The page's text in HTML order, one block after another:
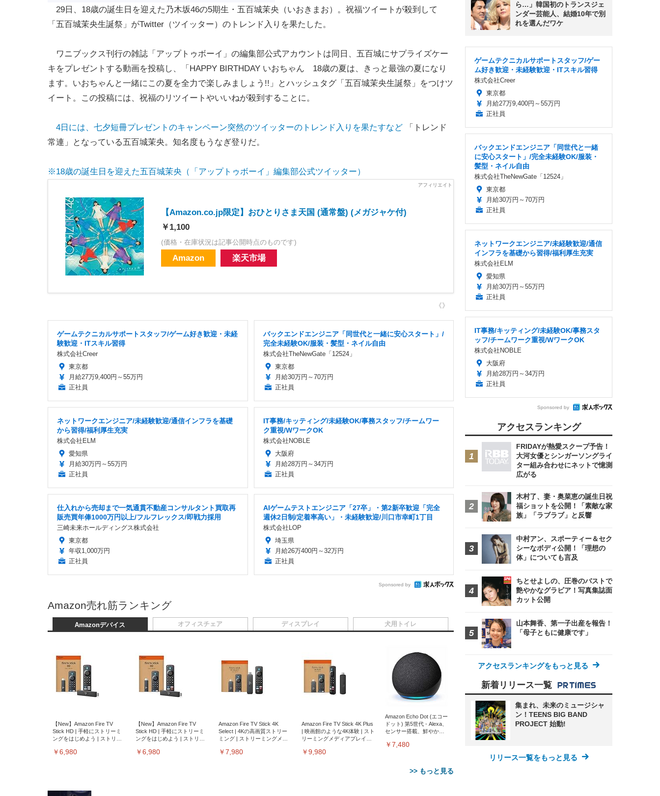
29日、18歳の誕生日を迎えた乃木坂46の5期生・五百城茉央（いおきまお）。祝福ツイートが殺到して
「五百城茉央生誕祭」がTwitter（ツイッター）のトレンド入りを果たした。
ワニブックス刊行の雑誌「アップトゥボーイ」の編集部公式アカウントは同日、五百城にサプライズケー
キをプレゼントする動画を投稿し、「HAPPY BIRTHDAY いおちゃん 18歳の夏は、きっと最強の夏になり
ます。いおちゃんと一緒にこの夏を全力で楽しみましょう!!」とハッシュタグ「五百城茉央生誕祭」をつけツ
イート。この投稿には、祝福のリツイートやいいねが殺到することに。
4日には、七夕短冊プレゼントのキャンペーン突然のツイッターのトレンド入りを果たすなど 「トレンド
常連」となっている五百城茉央。知名度もうなぎ登りだ。
※18歳の誕生日を迎えた五百城茉央（「アップトゥボーイ」編集部公式ツイッター）
【Amazon.co.jp限定】おひとりさま天国 (通常盤) (メガジャケ付)
￥1,100
(価格・在庫状況は記事公開時点のものです)
Amazon 楽天市場
《》
ゲームテクニカルサポートスタッフ/ゲーム好き歓迎・未経
験歓迎・ITスキル習得
株式会社Creer
東京都
月給27万9,400円～55万円
正社員
バックエンドエンジニア「同世代と一緒に安心スタート」/
完全未経験OK/服装・髪型・ネイル自由
株式会社TheNewGate「12524」
東京都
月給30万円～70万円
正社員
ネットワークエンジニア/未経験歓迎/通信インフラを基礎
から習得/福利厚生充実
株式会社ELM
愛知県
月給30万円～55万円
正社員
IT事務/キッティング/未経験OK/事務スタッフ/チームワー
ク重視/WワークOK
株式会社NOBLE
大阪府
月給28万円～34万円
正社員
仕入れから売却まで一気通貫不動産コンサルタント買取再
販売買年俸1000万円以上/フルフレックス/即戦力採用
三崎未来ホールディングス株式会社
東京都
年収1,000万円
正社員
AIゲームテストエンジニア「27卒」・第2新卒歓迎「完全
週休2日制/定着率高い」・未経験歓迎/川口市幸町1丁目
株式会社LOP
埼玉県
月給26万400円～32万円
正社員
Sponsored by
Amazon売れ筋ランキング
Amazonデバイス
【New】Amazon Fire TV
Stick HD | 手軽にストリーミ
ングをはじめよう | ストリー
￥6,980
【New】Amazon Fire TV
Stick HD | 手軽にストリーミ
ングをはじめよう | ストリー
￥6,980
Amazon Fire TV Stick 4K
Select | 4Kの高画質ストリー
ミング | ストリーミングメデ
￥7,980
Amazon Fire TV Stick 4K Plus
| 映画館のような4K体験 | スト
リーミングメディアプレイヤ
￥9,980
Amazon Echo Dot (エコー
ドット) 第5世代 - Alexa、
センサー搭載、鮮やかな
￥7,480
>> もっと見る
オフィスチェア ディスプレイ 犬用トイレ
ら…」韓国初のトランスジェ
ンダー芸能人、結婚10年で別
れを選んだワケ
ゲームテクニカルサポートスタッフ/ゲー
ム好き歓迎・未経験歓迎・ITスキル習得
株式会社Creer
東京都
月給27万9,400円～55万円
正社員
バックエンドエンジニア「同世代と一緒
に安心スタート」/完全未経験OK/服装・
髪型・ネイル自由
株式会社TheNewGate「12524」
東京都
月給30万円～70万円
正社員
ネットワークエンジニア/未経験歓迎/通信
インフラを基礎から習得/福利厚生充実
株式会社ELM
愛知県
月給30万円～55万円
正社員
IT事務/キッティング/未経験OK/事務スタ
ッフ/チームワーク重視/WワークOK
株式会社NOBLE
大阪府
月給28万円～34万円
正社員
Sponsored by
アクセスランキング
FRIDAYが熱愛スクープ予告！
大河女優とシンガーソングライ
ター組み合わせにネットで憶測
広がる
木村了、妻・奥菜恵の誕生日祝
福ショットを公開！「素敵な家
族」「ラブラブ」と反響
中村アン、スポーティー＆セク
シーなボディ公開！「理想の
体」についても言及
ちとせよしの、圧巻のバストで
艶やかなグラビア！写真集誌面
カット公開
山本舞香、第一子出産を報告！
「母子ともに健康です」
アクセスランキングをもっと見る
新着リリース一覧
集まれ、未来のミュージシャ
ン！TEENS BIG BAND
PROJECT 始動!
リリース一覧をもっと見る